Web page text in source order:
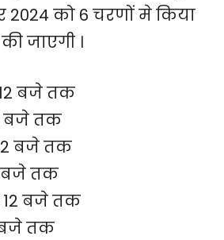
2024 को 6 चरणों मे किया
जाएगी ।
बजे तक
बजे तक
बजे तक
बजे तक
12 बजे तक
बजे तक